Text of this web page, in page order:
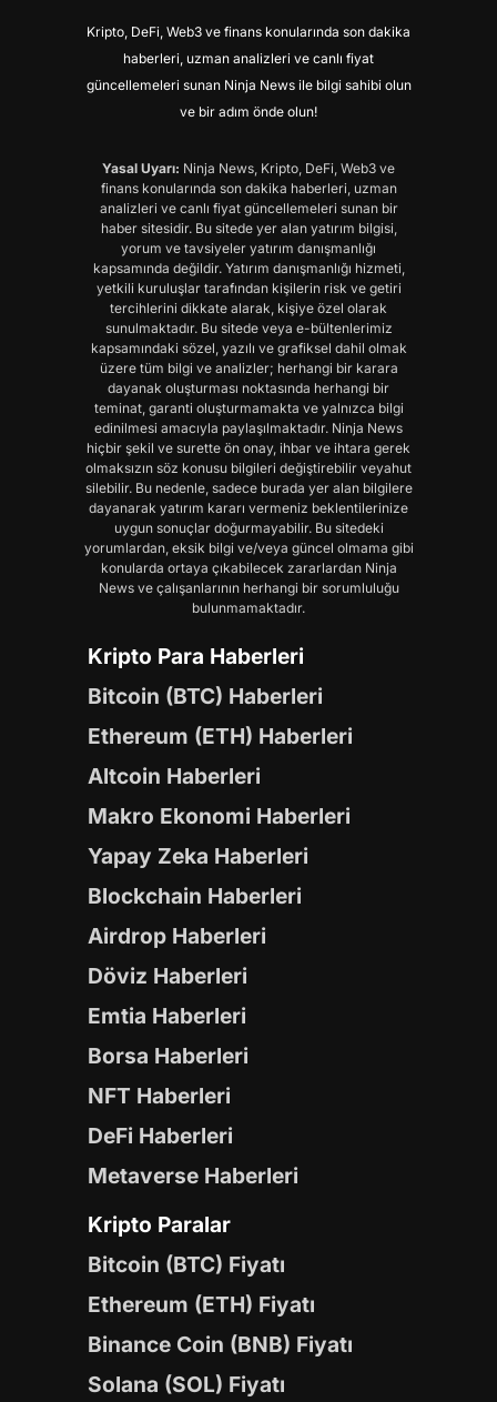
Kripto, DeFi, Web3 ve finans konularında son dakika
haberleri, uzman analizleri ve canlı fiyat
güncellemeleri sunan Ninja News ile bilgi sahibi olun
ve bir adım önde olun!
Yasal Uyarı: Ninja News, Kripto, DeFi, Web3 ve
finans konularında son dakika haberleri, uzman
analizleri ve canlı fiyat güncellemeleri sunan bir
haber sitesidir. Bu sitede yer alan yatırım bilgisi,
yorum ve tavsiyeler yatırım danışmanlığı
kapsamında değildir. Yatırım danışmanlığı hizmeti,
yetkili kuruluşlar tarafından kişilerin risk ve getiri
tercihlerini dikkate alarak, kişiye özel olarak
sunulmaktadır. Bu sitede veya e-bültenlerimiz
kapsamındaki sözel, yazılı ve grafiksel dahil olmak
üzere tüm bilgi ve analizler; herhangi bir karara
dayanak oluşturması noktasında herhangi bir
teminat, garanti oluşturmamakta ve yalnızca bilgi
edinilmesi amacıyla paylaşılmaktadır. Ninja News
hiçbir şekil ve surette ön onay, ihbar ve ihtara gerek
olmaksızın söz konusu bilgileri değiştirebilir veyahut
silebilir. Bu nedenle, sadece burada yer alan bilgilere
dayanarak yatırım kararı vermeniz beklentilerinize
uygun sonuçlar doğurmayabilir. Bu sitedeki
yorumlardan, eksik bilgi ve/veya güncel olmama gibi
konularda ortaya çıkabilecek zararlardan Ninja
News ve çalışanlarının herhangi bir sorumluluğu
bulunmamaktadır.
Kripto Para Haberleri
Bitcoin (BTC) Haberleri
Ethereum (ETH) Haberleri
Altcoin Haberleri
Makro Ekonomi Haberleri
Yapay Zeka Haberleri
Blockchain Haberleri
Airdrop Haberleri
Döviz Haberleri
Emtia Haberleri
Borsa Haberleri
NFT Haberleri
DeFi Haberleri
Metaverse Haberleri
Kripto Paralar
Bitcoin (BTC) Fiyatı
Ethereum (ETH) Fiyatı
Binance Coin (BNB) Fiyatı
Solana (SOL) Fiyatı